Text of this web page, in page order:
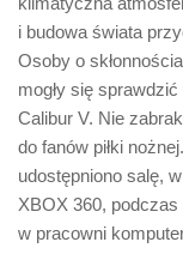
i budowa świata
Osoby o
mogły się
Calibur V. Nie
do fanów piłki
udostępniono salę,
XBOX 360,
w pracowni